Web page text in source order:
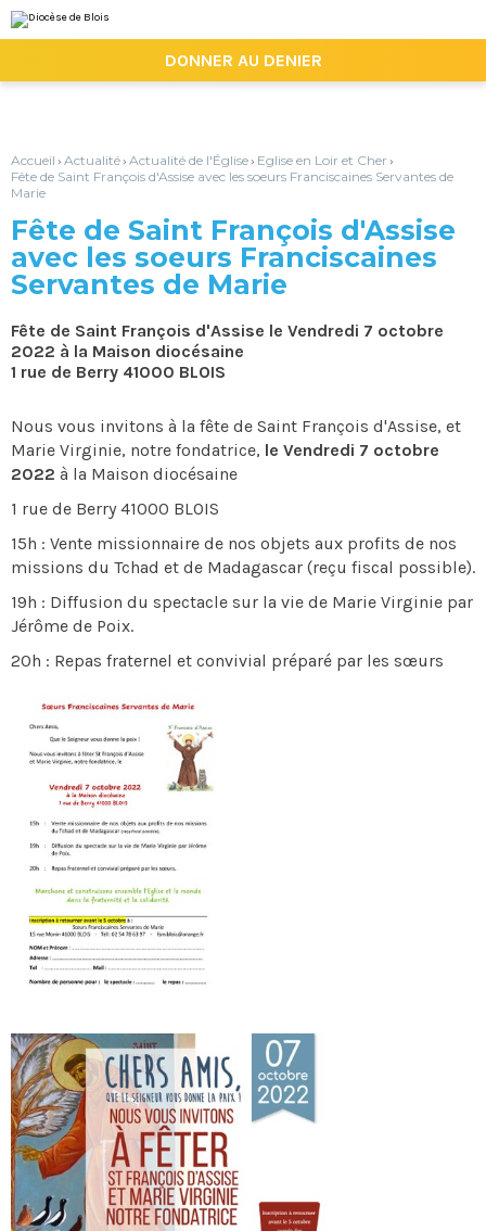
au
contenu.
la
personnels
DONNER AU DENIER
Accueil › Actualité› Actualité de l'Église› Eglise en Loir et Cher›
Fête de Saint François d'Assise avec les soeurs Franciscaines Servantes de
Marie
Fête de Saint François d'Assise
avec les soeurs Franciscaines
Servantes de Marie
Fête de Saint François d'Assise le Vendredi 7 octobre
2022 à la Maison diocésaine
1 rue de Berry 41000 BLOIS
Nous vous invitons à la fête de Saint François d'Assise, et
Marie Virginie, notre fondatrice, le Vendredi 7 octobre
2022 à la Maison diocésaine
1 rue de Berry 41000 BLOIS
15h : Vente missionnaire de nos objets aux profits de nos
missions du Tchad et de Madagascar (reçu fiscal possible).
19h : Diffusion du spectacle sur la vie de Marie Virginie par
Jérôme de Poix.
20h : Repas fraternel et convivial préparé par les sœurs